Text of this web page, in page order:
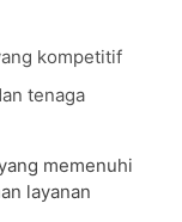
kompetitif
tenaga
memenuhi
layanan